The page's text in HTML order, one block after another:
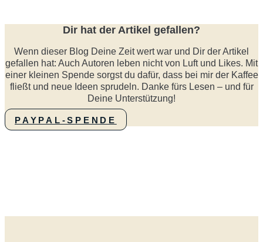
Dir hat der Artikel gefallen?
Wenn dieser Blog Deine Zeit wert war und Dir der Artikel
gefallen hat: Auch Autoren leben nicht von Luft und Likes. Mit
einer kleinen Spende sorgst du dafür, dass bei mir der Kaffee
fließt und neue Ideen sprudeln. Danke fürs Lesen – und für
Deine Unterstützung!
PAYPAL-SPENDE